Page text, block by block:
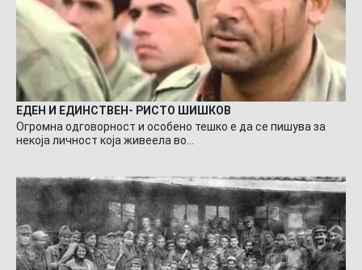
ЕДЕН И ЕДИНСТВЕН- РИСТО ШИШКОВ
Огромна одговорност и особено тешко е да се пишува за
некоја личност која живеела во…